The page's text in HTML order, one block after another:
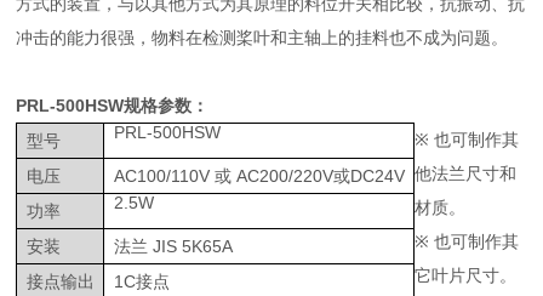
冲击的能力很强，物料在检测桨叶和主轴上的挂料也不成为问题。
PRL-500HSW规格参数：
型号
PRL-500HSW
电压 AC100/110V 或AC200/220V或DC24V
功率
2.5W
安装 法兰 JIS 5K65A
接点输出
1C接点
※ 也可制作其
他法兰尺寸和
材质。
※ 也可制作其
它叶片尺寸。